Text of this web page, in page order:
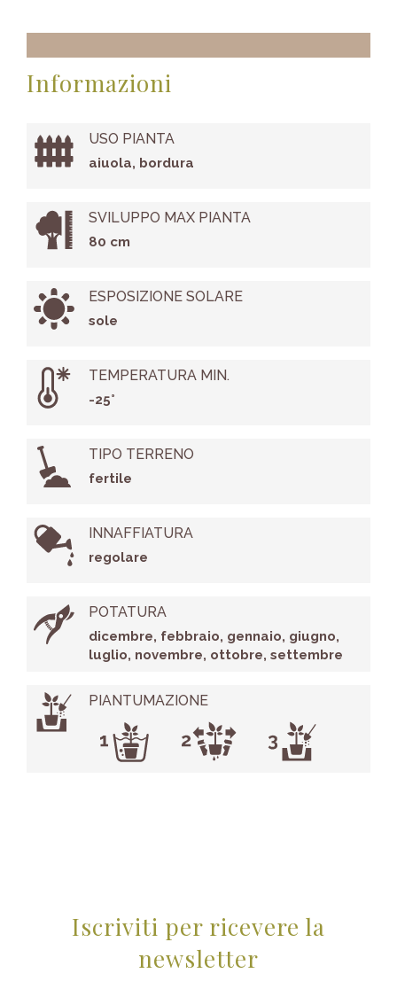
Informazioni
USO PIANTA
aiuola, bordura
SVILUPPO MAX PIANTA
80 cm
ESPOSIZIONE SOLARE
sole
TEMPERATURA MIN.
-25°
TIPO TERRENO
fertile
INNAFFIATURA
regolare
POTATURA
dicembre, febbraio, gennaio, giugno,
luglio, novembre, ottobre, settembre
PIANTUMAZIONE
Iscriviti per ricevere la
newsletter